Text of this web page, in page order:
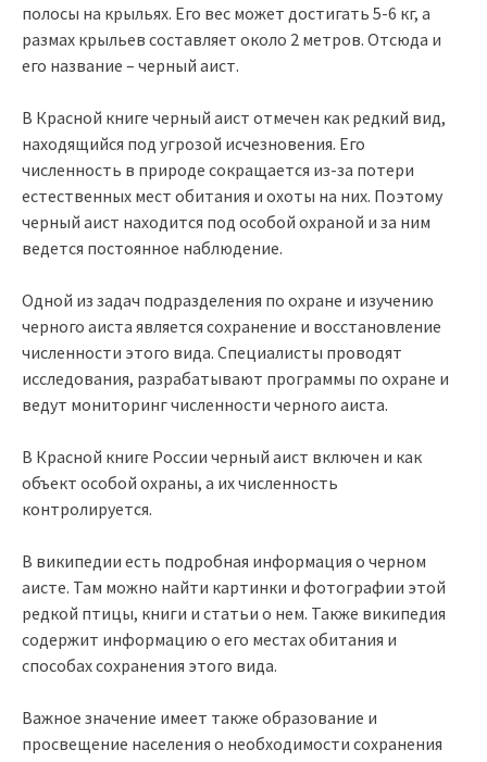
полосы на крыльях. Его вес может достигать 5-6 кг, а
размах крыльев составляет около 2 метров. Отсюда и
его название – черный аист.
В Красной книге черный аист отмечен как редкий вид,
находящийся под угрозой исчезновения. Его
численность в природе сокращается из-за потери
естественных мест обитания и охоты на них. Поэтому
черный аист находится под особой охраной и за ним
ведется постоянное наблюдение.
Одной из задач подразделения по охране и изучению
черного аиста является сохранение и восстановление
численности этого вида. Специалисты проводят
исследования, разрабатывают программы по охране и
ведут мониторинг численности черного аиста.
В Красной книге России черный аист включен и как
объект особой охраны, а их численность
контролируется.
В википедии есть подробная информация о черном
аисте. Там можно найти картинки и фотографии этой
редкой птицы, книги и статьи о нем. Также википедия
содержит информацию о его местах обитания и
способах сохранения этого вида.
Важное значение имеет также образование и
просвещение населения о необходимости сохранения